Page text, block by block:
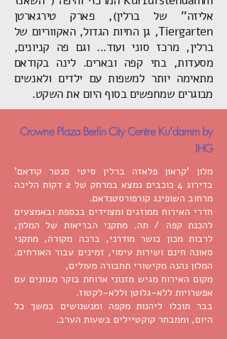
אליזה'' של ברלין), פארק טירגארטן
Tiergarten, גן החיות הגדול, האקווריום של
ברלין, מרכז סוני ועוד... וגם פה קניונים,
מסעדות, בתי קפה ובארים. לינה בקודאם
מתאימה יותר למשפות עם ילדים ולאנשים
מבוגרים שמחפשים בסוף היום את השקט.
Crowne Plaza Berlin City Centre Ku'damm by
IHG
מלון 'קראון פלאזה ברלין סיטי סנטר קודאם'
בדירוג 4 כוכבים נמצא במרחק של 2 דקות הליכה
מרחוב השופינג קורפורסטנדאם.
חדרי האירוח ממוזגים ומצוידים בכספת ובאמצעים
להכנת קפה / תה. מתקני הבריאות של המלון,
לרבות מכון כושר מודרני, ברכה מקורה, מתקני
סאונה חינם ושירות עיסוי, זמינים עבור האורחים.
המלון נהנה מקישורי תחבורה מעולים,
מקום האירוח מגיש מזנוני ארוחת בוקר מגוונים עם
אפשרויות ללא-גלוטן וללא-לקטוז.
בבר תוכלו ליהנות מקפה ומנשנושים במשך כל
היום, וממבחר קוקטיילים בשעות הערב.